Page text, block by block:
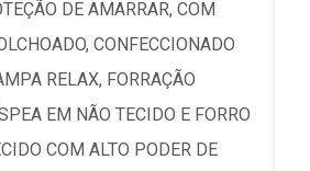
DE AMARRAR, COM
CONFECCIONADO
RELAX, FORRAÇÃO
EM NÃO TECIDO E FORRO
COM ALTO PODER DE